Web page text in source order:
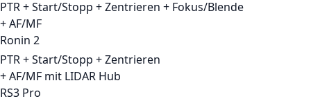
PTR + Start/Stopp + Zentrieren + Fokus/Blende
+ AF/MF
Ronin 2
PTR + Start/Stopp + Zentrieren
+ AF/MF mit LIDAR Hub
RS3 Pro